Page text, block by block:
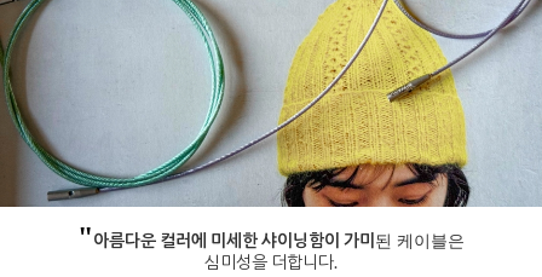
"아름다운 컬러에 미세한 샤이닝함이 가미 된 케이블은
심미성을 더합니다.